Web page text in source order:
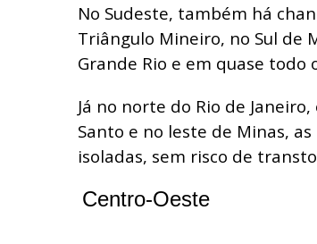
No Sudeste, também há
Triângulo Mineiro, no Sul de
Grande Rio e em quase
Já no norte do Rio de
Santo e no leste de Minas,
isoladas, sem risco de
Centro-Oeste